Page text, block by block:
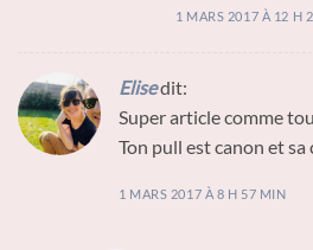
1 MARS 2017 À 12 H
Elisedit:
Super article comme
Ton pull est canon et sa
1 MARS 2017 À 8 H 57 MIN